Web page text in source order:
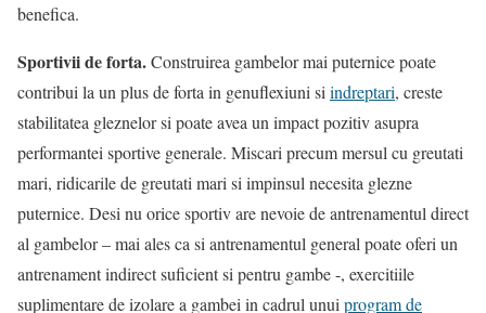
benefica.
Sportivii de forta.Construirea gambelor mai puternice poate
contribui la un plus de forta in genuflexiuni si indreptari, creste
stabilitatea gleznelor si poate avea un impact pozitiv asupra
performantei sportive generale. Miscari precum mersul cu greutati
mari, ridicarile de greutati mari si impinsul necesita glezne
puternice. Desi nu orice sportiv are nevoie de antrenamentul direct
al gambelor – mai ales ca si antrenamentul general poate oferi un
antrenament indirect suficient si pentru gambe -, exercitiile
suplimentare de izolare a gambei in cadrul unui program de